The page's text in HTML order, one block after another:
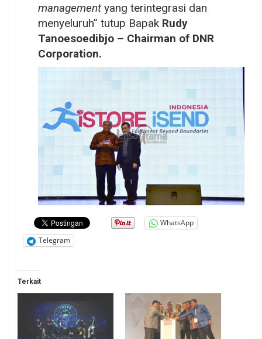
management yang terintegrasi dan
menyeluruh” tutup Bapak Rudy
Tanoesoedibjo – Chairman of DNR
Corporation.
WhatsApp
Telegram
Terkait